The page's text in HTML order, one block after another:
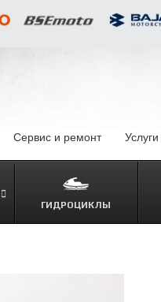
Сервис и ремонт Услуги
ГИДРОЦИКЛЫ